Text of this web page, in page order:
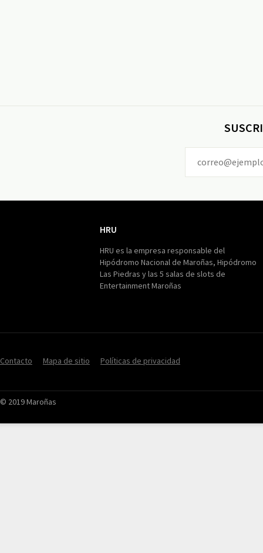
HRU
HRU es la empresa responsable del
Hipódromo Nacional de Maroñas, Hipódromo
Las Piedras y las 5 salas de slots de
Entertainment Maroñas
Contacto Mapa de sitio Políticas de privacidad
© 2019 Maroñas